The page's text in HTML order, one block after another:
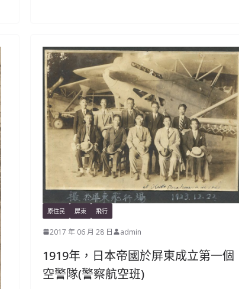
原住民 屏東 飛行
2017 年 06 月 28 日 admin
1919年，日本帝國於屏東成立第一個
空警隊(警察航空班)